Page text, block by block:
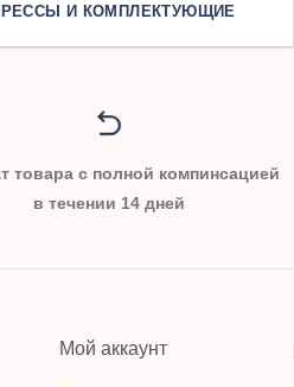
И КОМПЛЕКТУЮЩИЕ
товара с полной компинсацией
в течении 14 дней
Мой аккаунт